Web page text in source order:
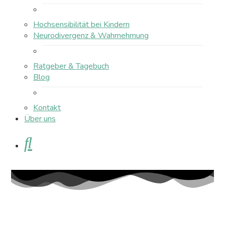
Hochsensibilität bei Kindern
Neurodivergenz & Wahrnehmung
Ratgeber & Tagebuch
Blog
Kontakt
Über uns
Suche